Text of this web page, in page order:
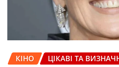
КІНО ЦІКАВІ ТА